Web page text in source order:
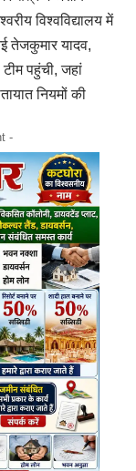
विश्वविद्यालय में
तेजकुमार यादव,
पहुंची, जहां
नियमों की
-